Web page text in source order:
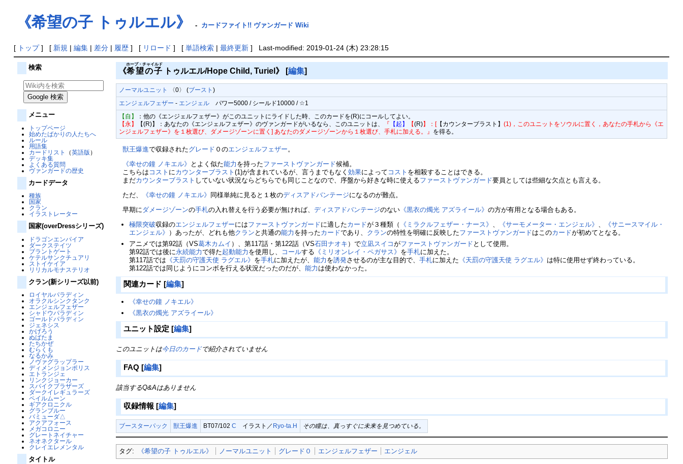
《希望の子 トゥルエル》 - カードファイト!! ヴァンガード Wiki
[ トップ] [ 新規 | 編集| 差分| 履歴] [ リロード ] [ 単語検索| 最終更新] Last-modified: 2019-01-24 (木) 23:28:15
検索
メニュー
トップページ
始めたばかりの人たちへ
ルール
用語集
カードリスト
（英語版 ）
デッキ集
よくある質問
ヴァンガードの歴史
カードデータ
種族
国家
クラン
イラストレーター
国家(overDressシリーズ)
ドラゴンエンパイア
ダークステイツ
ブラントゲート
ケテルサンクチュアリ
ストイケイア
リリカルモナステリオ
クラン(新シリーズ以前)
ロイヤルパラディン
オラクルシンクタンク
エンジェルフェザー
シャドウパラディン
ゴールドパラディン
ジェネシス
かげろう
ぬばたま
たちかぜ
むらくも
なるかみ
ノヴァグラップラー
ディメンジョンポリス
エトランジェ
リンクジョーカー
スパイクブラザーズ
ダークイレギュラーズ
ペイルムーン
ギアクロニクル
グランブルー
バミューダ△
アクアフォース
メガコロニー
グレートネイチャー
ネオネクタール
クレイエレメンタル
タイトル
《希望の子
ホープ・チャイルド
トゥルエル/Hope Child, Turiel》 [編集]
ノーマルユニット 〈0〉 (ブースト)
エンジェルフェザー - エンジェル パワー5000 / シールド10000 / ☆1
【自】
：他の《エンジェルフェザー》がこのユニットにライドした時、このカードを(R)にコールしてよい。
【永】
【(R)】：あなたの《エンジェルフェザー》のヴァンガードがいるなら、このユニットは、 『 【起】 【(R)】：[【カウンターブラスト】(1)，このユニットをソウルに置く，あなたの手札から《エ
ンジェルフェザー》を１枚選び、ダメージゾーンに置く] あなたのダメージゾーンから１枚選び、手札に加える。』 を得る。
獣王爆進で収録されたグレード ０のエンジェルフェザー。
《幸せの鐘 ノキエル》 とよく似た能力 を持ったファーストヴァンガード候補。
こちらは コスト にカウンターブラスト(1)が含まれているが、言うまでもなく効果によって コスト を相殺することはできる。
まだカウンターブラスト していない状況ならどちらでも同じことなので、序盤から好きな時に使えるファーストヴァンガード要員としては些細な欠点とも言える。
ただ、
《幸せの鐘 ノキエル》 同様単純に見ると１枚のディスアドバンテージになるのが難点。
早期にダメージゾーンの手札の入れ替えを行う必要が無ければ、ディスアドバンテージのない 《黒衣の燭光 アズライール》の方が有用となる場合もある。
極限突破収録のエンジェルフェザーにはファーストヴァンガードに適したカードが３種類（ 《ミラクルフェザー・ナース》 《サーモメーター・エンジェル》
《サニースマイル・
エンジェル》 ）あったが、どれも他クラン と共通の能力 を持ったカードであり、 クランの特性を明確に反映したファーストヴァンガードはこのカードが初めてとなる。
アニメでは第92話（VS葛木カムイ ）、第117話・第122話（VS石田ナオキ ）で立凪スイコがファーストヴァンガード として使用。
第92話では後に永続能力で得た起動能力 を使用し、 コールする 《ミリオンレイ・ペガサス》 を手札に加えた。
第117話では 《天罰の守護天使 ラグエル》 を手札に加えたが、能力 を誘発させるのが主な目的で、手札に加えた 《天罰の守護天使 ラグエル》 は特に使用せず終わっている。
第122話では同じようにコンボを行える状況だったのだが、能力 は使わなかった。
関連カード [編集]
《幸せの鐘 ノキエル》
《黒衣の燭光 アズライール》
ユニット設定 [編集]
このユニットは今日のカードで紹介されていません
FAQ [編集]
該当するQ&Aはありません
収録情報 [編集]
ブースターパック 獣王爆進 BT07/102C イラスト／ Ryo-ta.H その瞳は、真っすぐに未来を見つめている。
タグ: 《希望の子 トゥルエル》 ノーマルユニット グレード０ エンジェルフェザー エンジェル